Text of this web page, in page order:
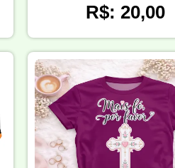
R$: 20,00